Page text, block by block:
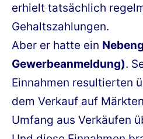
erhielt tatsächlich
Gehaltszahlungen.
Aber er hatte ein
Gewerbeanmeldung).
Einnahmen resultierten
dem Verkauf auf
Umfang aus Verkäufen